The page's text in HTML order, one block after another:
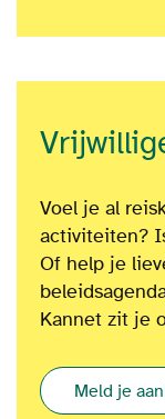
Voel je al
activiteiten?
Of help je
Kannet zit je
Meld je